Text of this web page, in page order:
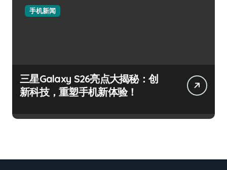
手机新闻
三星Galaxy S26亮点大揭秘：创
新科技，重塑手机新体验！